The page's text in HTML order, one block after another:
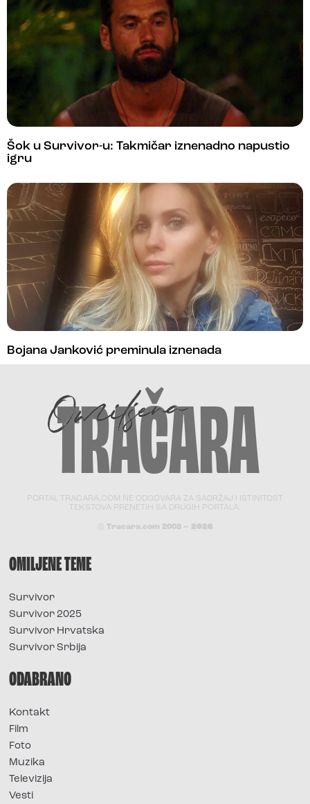
Šok u Survivor-u: Takmičar iznenadno napustio
igru
Bojana Janković preminula iznenada
PORTAL TRACARA.COM NE ODGOVARA ZA SADRŽAJ I ISTINITOST
TEKSTOVA PRENETIH SA DRUGIH PORTALA.
© Tracara.com 2008 – 2026
OMILJENE TEME
Survivor
Survivor 2025
Survivor Hrvatska
Survivor Srbija
ODABRANO
Kontakt
Film
Foto
Muzika
Televizija
Vesti